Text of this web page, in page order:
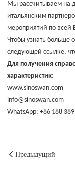
Мы рассчитываем на
итальянским
мероприятий по всей
Чтобы узнать больше
следующей ссылке,
Для получения
характеристик:
www.sinoswan.com
info@sinoswan.com
WhatsApp: +86 188
Предыдущий